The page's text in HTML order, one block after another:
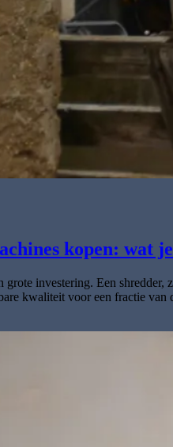
kopen: wat
investering. Een
kwaliteit voor een fractie